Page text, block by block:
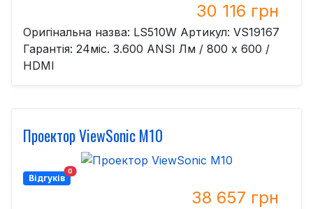
30 116 грн
Оригінальна назва: LS510W Артикул: VS19167
Гарантія: 24міс. 3.600 ANSI Лм / 800 x 600 /
HDMI
Проектор ViewSonic M10
Відгуків
0
38 657 грн